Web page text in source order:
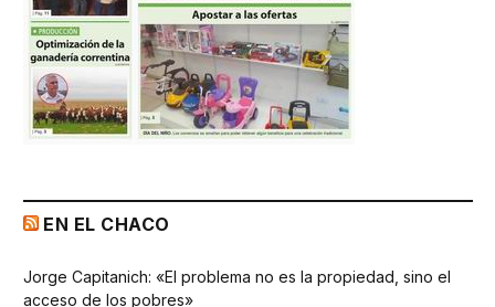
EN EL CHACO
Jorge Capitanich: «El problema no es la propiedad, sino el
acceso de los pobres»